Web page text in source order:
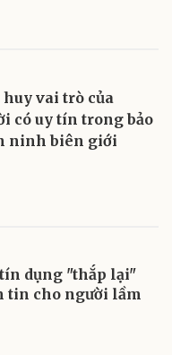
huy vai trò của
có uy tín trong bảo
ninh biên giới
dụng "thắp lại"
tin cho người lầm